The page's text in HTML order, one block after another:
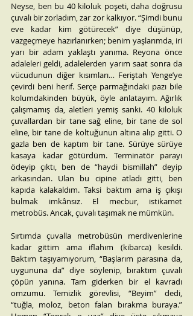
Neyse, ben bu 40 kiloluk poşeti, daha doğrusu
çuvalı bir zorladım, zar zor kalkıyor. “Şimdi bunu
eve kadar kim götürecek” diye düşünüp,
vazgeçmeye hazırlanırken; benim yaşlarımda, iri
yarı bir adam yaklaştı yanıma. Reyona önce
adaleleri geldi, adalelerden yarım saat sonra da
vücudunun diğer kısımları… Feriştah Yenge’ye
çevirdi beni herif. Serçe parmağındaki pazı bile
kolumdakinden büyük, öyle anlatayım. Ağırlık
çalışmamış da, aletleri yemiş sanki. 40 kiloluk
çuvallardan bir tane sağ eline, bir tane de sol
eline, bir tane de koltuğunun altına alıp gitti. O
gazla ben de kaptım bir tane. Sürüye sürüye
kasaya kadar götürdüm. Terminatör parayı
ödeyip çıktı, ben de “haydi bismillah” deyip
arkasından. Ulan bu cipine atladı gitti, ben
kapıda kalakaldım. Taksi baktım ama iş çıkışı
bulmak imkânsız. El mecbur, istikamet
metrobüs. Ancak, çuvalı taşımak ne mümkün.
Sırtımda çuvalla metrobüsün merdivenlerine
kadar gittim ama iflahım (kibarca) kesildi.
Baktım taşıyamıyorum, “Başlarım parasına da,
uygununa da” diye söylenip, bıraktım çuvalı
çöpün yanına. Tam giderken bir el kavradı
omzumu. Temizlik görevlisi, “Beyim” dedi,
“tuğla, moloz, beton falan bırakma buraya.”